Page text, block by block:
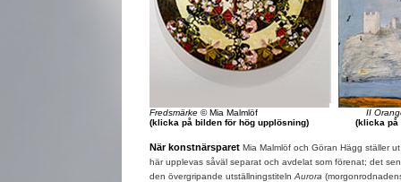
Fredsmärke© Mia Malmlöf
(klicka på bilden för hög upplösning)
II
(klicka på
När konstnärsparetMia Malmlöf och Göran Hägg ställer
här upplevas såväl separat och avdelat som förenat; det
den övergripande utställningstiteln Aurora